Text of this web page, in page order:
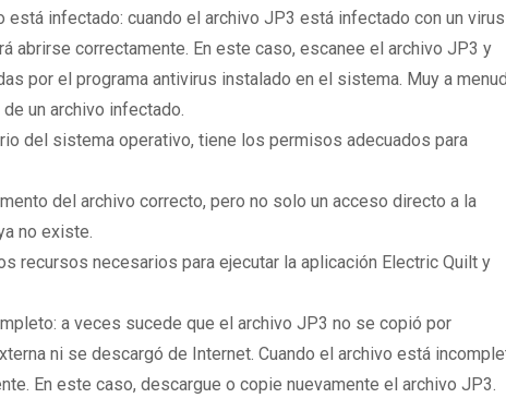
está infectado: cuando el archivo JP3 está infectado con un
abrirse correctamente. En este caso, escanee el archivo JP3 y
por el programa antivirus instalado en el sistema. Muy a
un archivo infectado.
del sistema operativo, tiene los permisos adecuados para
del archivo correcto, pero no solo un acceso directo a la
no existe.
recursos necesarios para ejecutar la aplicación Electric Quilt y
a veces sucede que el archivo JP3 no se copió por
ni se descargó de Internet. Cuando el archivo está
En este caso, descargue o copie nuevamente el archivo JP3.